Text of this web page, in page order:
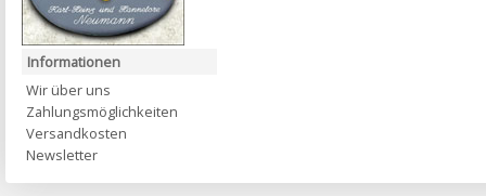
Informationen
Wir über uns
Zahlungsmöglichkeiten
Versandkosten
Newsletter